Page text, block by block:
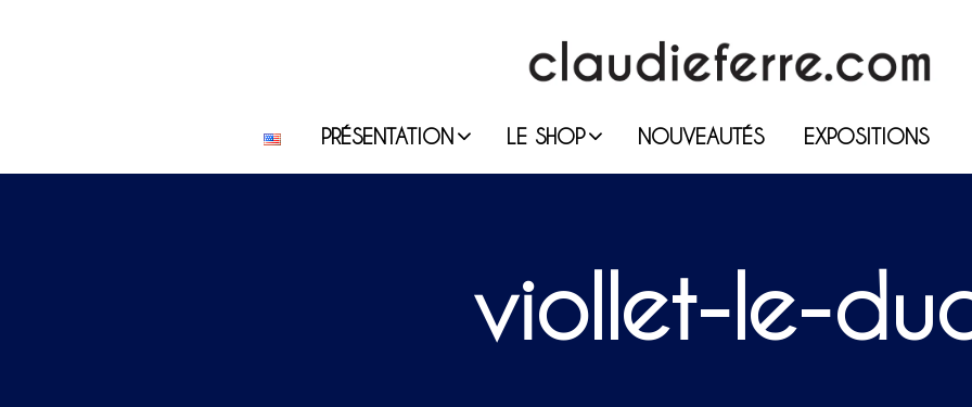
PRÉSENTATION LE SHOP NOUVEAUTÉS EXPOSITIONS
viollet-le-